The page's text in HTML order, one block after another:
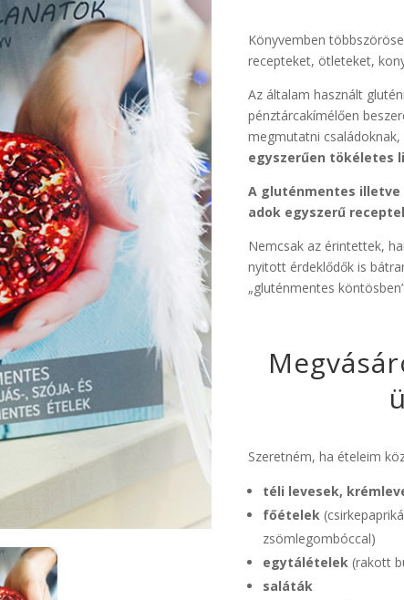
Könyvemben
recepteket, ötleteket,
Az általam használt
pénztárcakímélően
megmutatni
egyszerűen tökéletes
A gluténmentes
adok egyszerű
Nemcsak az érintettek,
nyitott érdeklődők is
„gluténmentes
Szeretném, ha ételeim
téli levesek,
főételek
zsömlegombóccal)
egytálételek (rakott
saláták